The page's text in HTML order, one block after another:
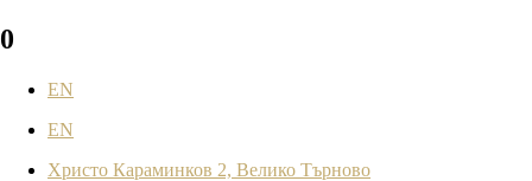
0
EN
EN
Христо Караминков 2, Велико Търново